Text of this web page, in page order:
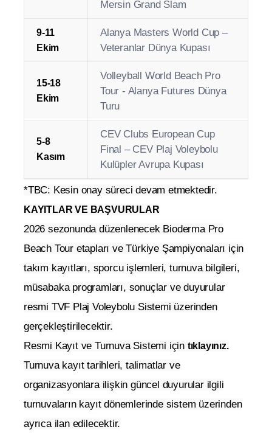
17-20
Eylül
CEV U18 Plaj Voleybolu
Avrupa Şampiyonası - İzmir
Eylül
Bioderma Pro Beach Tour -
Çeşme Grand Slam
Mersin Grand Slam
9-11
Alanya Masters World Cup –
Veteranlar Dünya Kupası
15-18
Ekim
Tour - Alanya Futures Dünya
Turu
5-8
Kasım
Final – CEV Plaj Voleybolu
Kulüpler Avrupa Kupası
*TBC: Kesin onay süreci devam etmektedir.
KAYITLAR VE BAŞVURULAR
2026 sezonunda düzenlenecek Bioderma Pro
Beach Tour etapları ve Türkiye Şampiyonaları için
takım kayıtları, sporcu işlemleri, turnuva bilgileri,
müsabaka programları, sonuçlar ve duyurular
resmi TVF Plaj Voleybolu Sistemi üzerinden